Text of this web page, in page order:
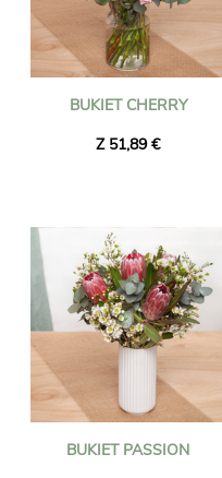
BUKIET CHERRY
Z 51,89 €
BUKIET PASSION